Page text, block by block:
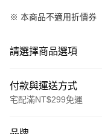
※ 本商品不適用折價券
請選擇商品選項
付款與運送方式
宅配滿NT$299免運